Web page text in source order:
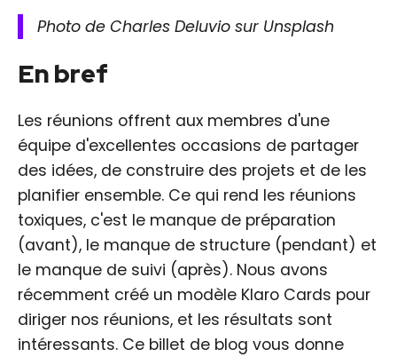
Photo de Charles Deluvio sur Unsplash
En bref
Les réunions offrent aux membres d'une
équipe d'excellentes occasions de partager
des idées, de construire des projets et de les
planifier ensemble. Ce qui rend les réunions
toxiques, c'est le manque de préparation
(avant), le manque de structure (pendant) et
le manque de suivi (après). Nous avons
récemment créé un modèle Klaro Cards pour
diriger nos réunions, et les résultats sont
intéressants. Ce billet de blog vous donne